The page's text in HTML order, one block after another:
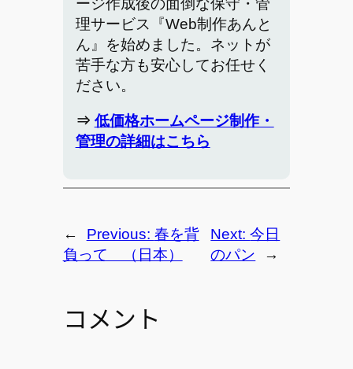
ージ作成後の面倒な保守・管
理サービス『Web制作あんと
ん』を始めました。ネットが
苦手な方も安心してお任せく
ださい。
⇒ 低価格ホームページ制作・
管理の詳細はこちら
← Previous: 春を背
負って （日本）
Next:今日
のパン
→
コメント